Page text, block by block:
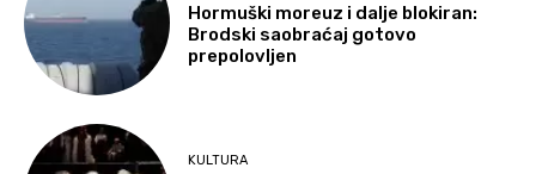
Hormuški moreuz i dalje blokiran:
Brodski saobraćaj gotovo
prepolovljen
KULTURA